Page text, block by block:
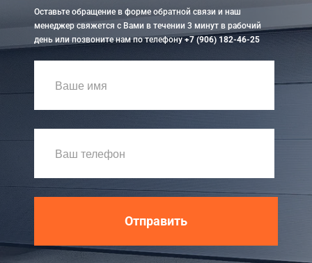
Оставьте обращение в форме обратной связи и наш
менеджер свяжется с Вами в течении 3 минут в рабочий
день или позвоните нам по телефону+7 (906) 182-46-25
Отправить